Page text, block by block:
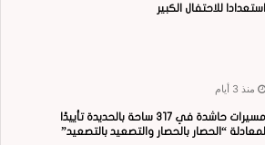
استعدادا للاحتفال الكبير
منذ 3 أيام
مسيرات حاشدة في 317 ساحة بالحديدة تأييدًا
لمعادلة “الحصار بالحصار والتصعيد بالتصعيد”